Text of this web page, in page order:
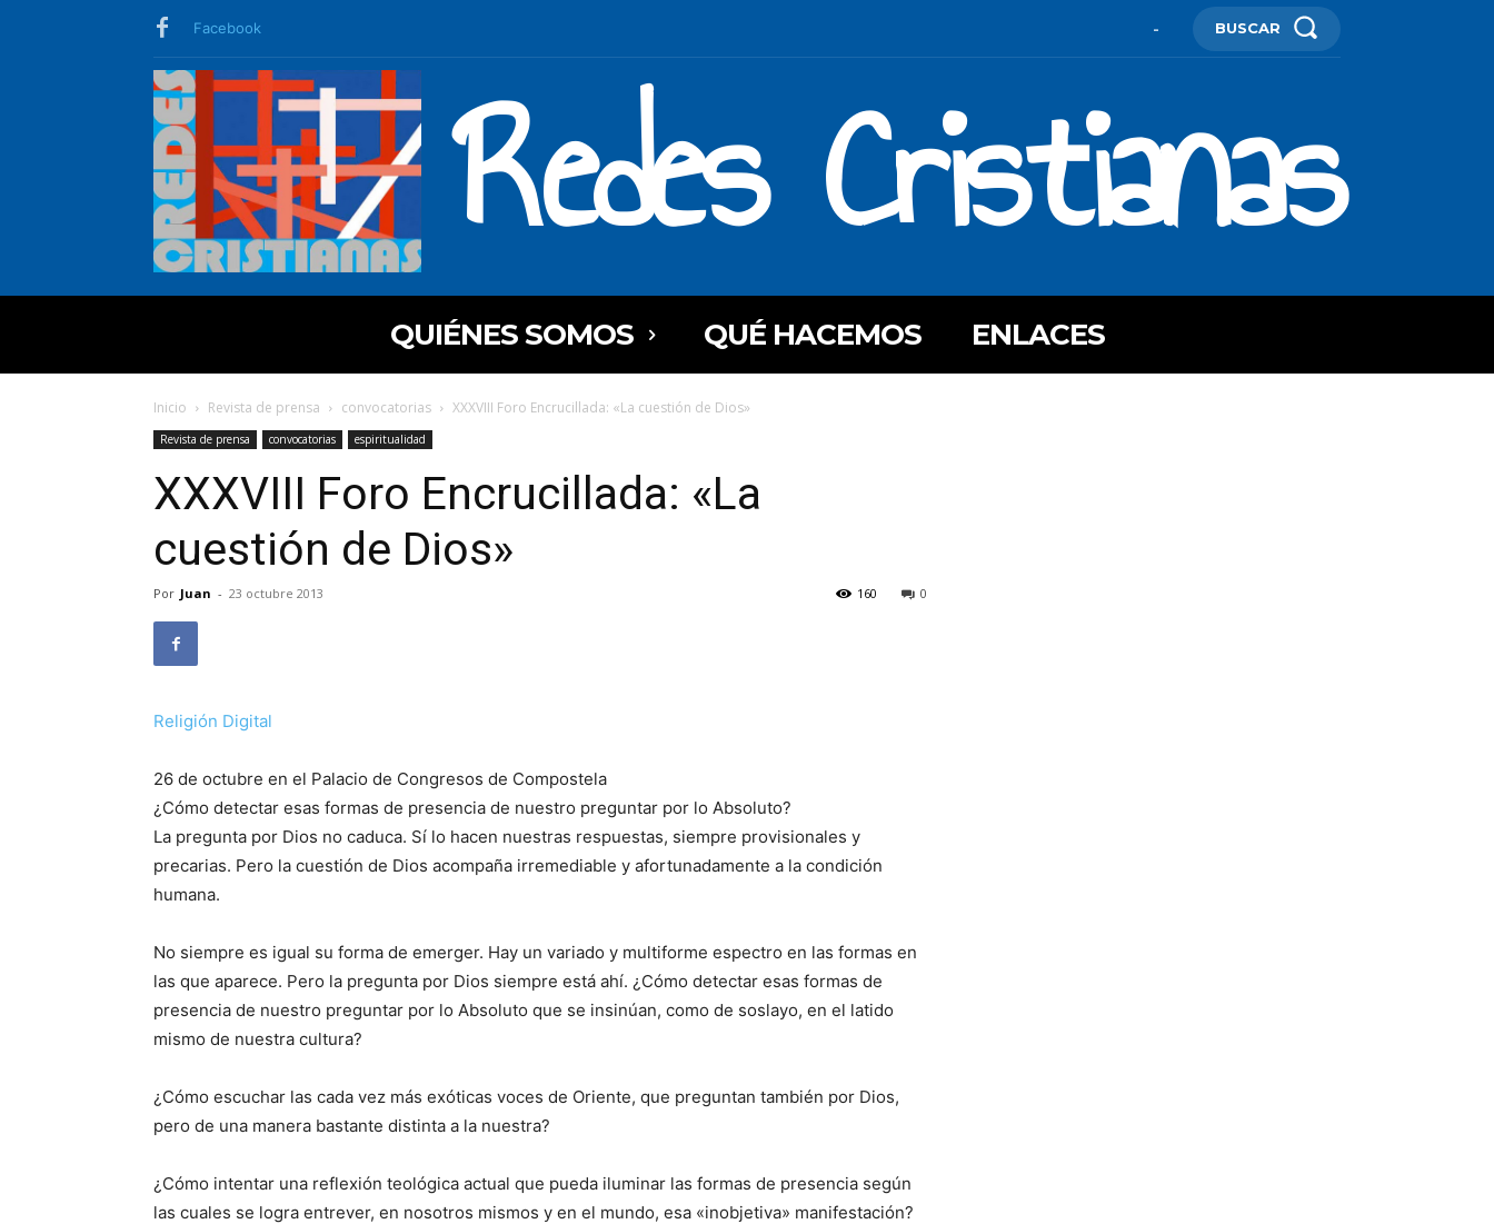
Facebook - BUSCAR
Redes Cristianas
QUIÉNES SOMOS QUÉ HACEMOS ENLACES
Inicio Revista de prensa convocatorias XXXVIII Foro Encrucillada: «La cuestión de Dios»
Revista de prensa convocatorias espiritualidad
XXXVIII Foro Encrucillada: «La
cuestión de Dios»
Por Juan - 23 octubre 2013 0
160
Religión Digital
26 de octubre en el Palacio de Congresos de Compostela
¿Cómo detectar esas formas de presencia de nuestro preguntar por lo Absoluto?
La pregunta por Dios no caduca. Sí lo hacen nuestras respuestas, siempre provisionales y
precarias. Pero la cuestión de Dios acompaña irremediable y afortunadamente a la condición
humana.
No siempre es igual su forma de emerger. Hay un variado y multiforme espectro en las formas en
las que aparece. Pero la pregunta por Dios siempre está ahí. ¿Cómo detectar esas formas de
presencia de nuestro preguntar por lo Absoluto que se insinúan, como de soslayo, en el latido
mismo de nuestra cultura?
¿Cómo escuchar las cada vez más exóticas voces de Oriente, que preguntan también por Dios,
pero de una manera bastante distinta a la nuestra?
¿Cómo intentar una reflexión teológica actual que pueda iluminar las formas de presencia según
las cuales se logra entrever, en nosotros mismos y en el mundo, esa «inobjetiva» manifestación?